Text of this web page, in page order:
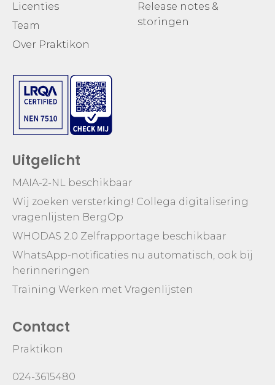
Licenties
Team
Over Praktikon
Release notes &
storingen
Uitgelicht
MAIA-2-NL beschikbaar
Wij zoeken versterking! Collega digitalisering
vragenlijsten BergOp
WHODAS 2.0 Zelfrapportage beschikbaar
WhatsApp-notificaties nu automatisch, ook bij
herinneringen
Training Werken met Vragenlijsten
Contact
Praktikon
024-3615480